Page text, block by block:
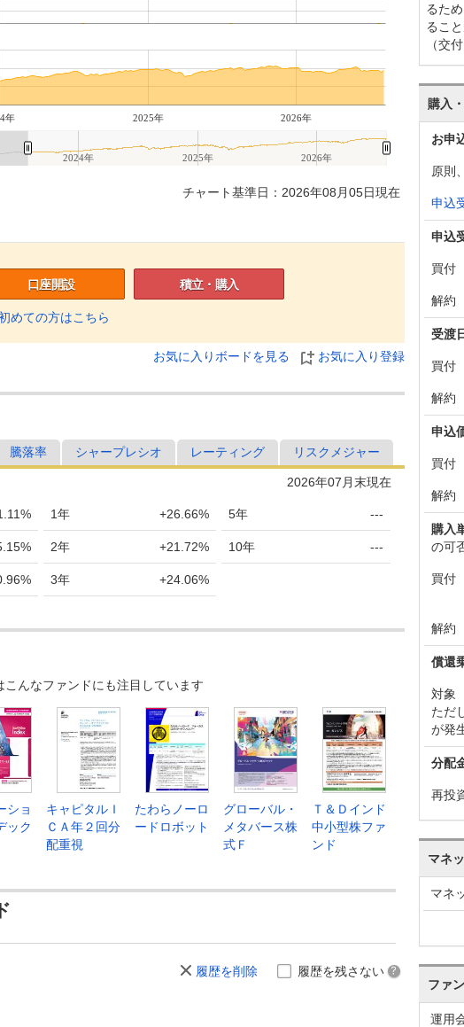
年 2025年 2026年
2024年 2025年 2026年
チャート基準日：2026年08月05日現在
口座開設
めての方はこちら
積立・購入
お気に入りボードを見る お気に入り登録
騰落率 シャープレシオ レーティング リスクメジャー
2026年07月末現在
1年 +26.66%
2年 +21.72%
3年 +24.06%
5年 ---
10年 ---
こんなファンドにも注目しています
ショ
ック
キャピタルＩ
ＣＡ年２回分
配重視
たわらノーロ
ードロボット
グローバル・
メタバース株
式Ｆ
Ｔ＆Ｄインド
中小型株ファ
ンド
履歴を削除 履歴を残さない
るた
るこ
（交
購入
お申
原則
申込
申込
買付
解約
受渡
買付
解約
申込
買付
解約
購入
の可
買付
解約
償還
対象
ただ
が発
分配
再投
マネ
マネ
ファ
運用